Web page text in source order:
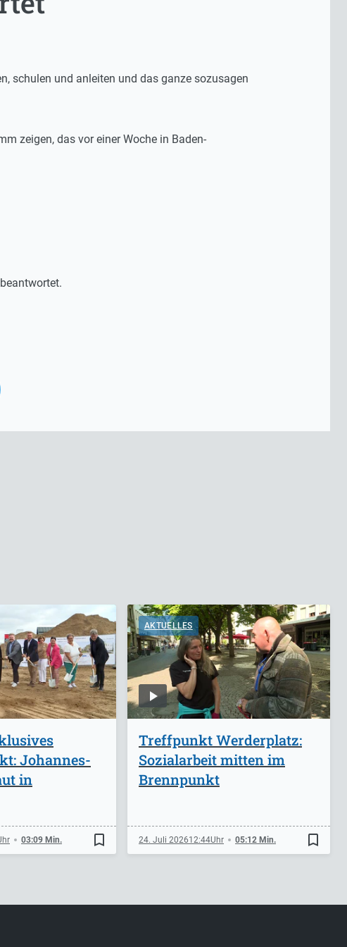
schulen und anleiten und das ganze sozusagen
zeigen, das vor einer Woche in Baden-
Johannes-
in
03:09 Min. bookmark_border
AKTUELLES
Treffpunkt Werderplatz:
Sozialarbeit mitten im
Brennpunkt
24. Juli 202612:44 05:12 Min. bookmark_border